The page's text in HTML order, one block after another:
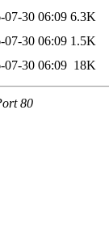
07-30 06:09 6.3K
07-30 06:09 1.5K
07-30 06:09 18K
80